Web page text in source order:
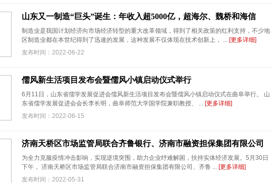
山东又一制造“巨头”诞生：年收入超5000亿，超海尔、魏桥和海信
制造业是我国计划经济向市场经济转型的重大改革领域，得到了相关政策的红利支持，不少地
区制造业都在本世纪得到了迅速的发展，这种发展不仅体现在技术创新上， ... [更多详细]
发布时间：2022-06-22
儒风新生活项目发布会暨儒风小镇启动仪式举行
6月11日，山东省儒学发展促进会儒风新生活项目发布会暨儒风小镇启动仪式在曲阜举行。 山
东省儒学发展促进会会长李长明，曲阜师范大学国学院兼职教授、 ... [更多详细]
发布时间：2022-06-15
济南天桥区市场监管局联合齐鲁银行、济南市融资担保集团有限公司
为全力克服疫情冲击影响，实现逆境突围，助力企业纾难解困，扶持实体经济发展。5月30日
下午， 济南天桥区市场监管局联合济南市融资担保集团有限公司、齐鲁 ... [更多详细]
发布时间：2022-05-31